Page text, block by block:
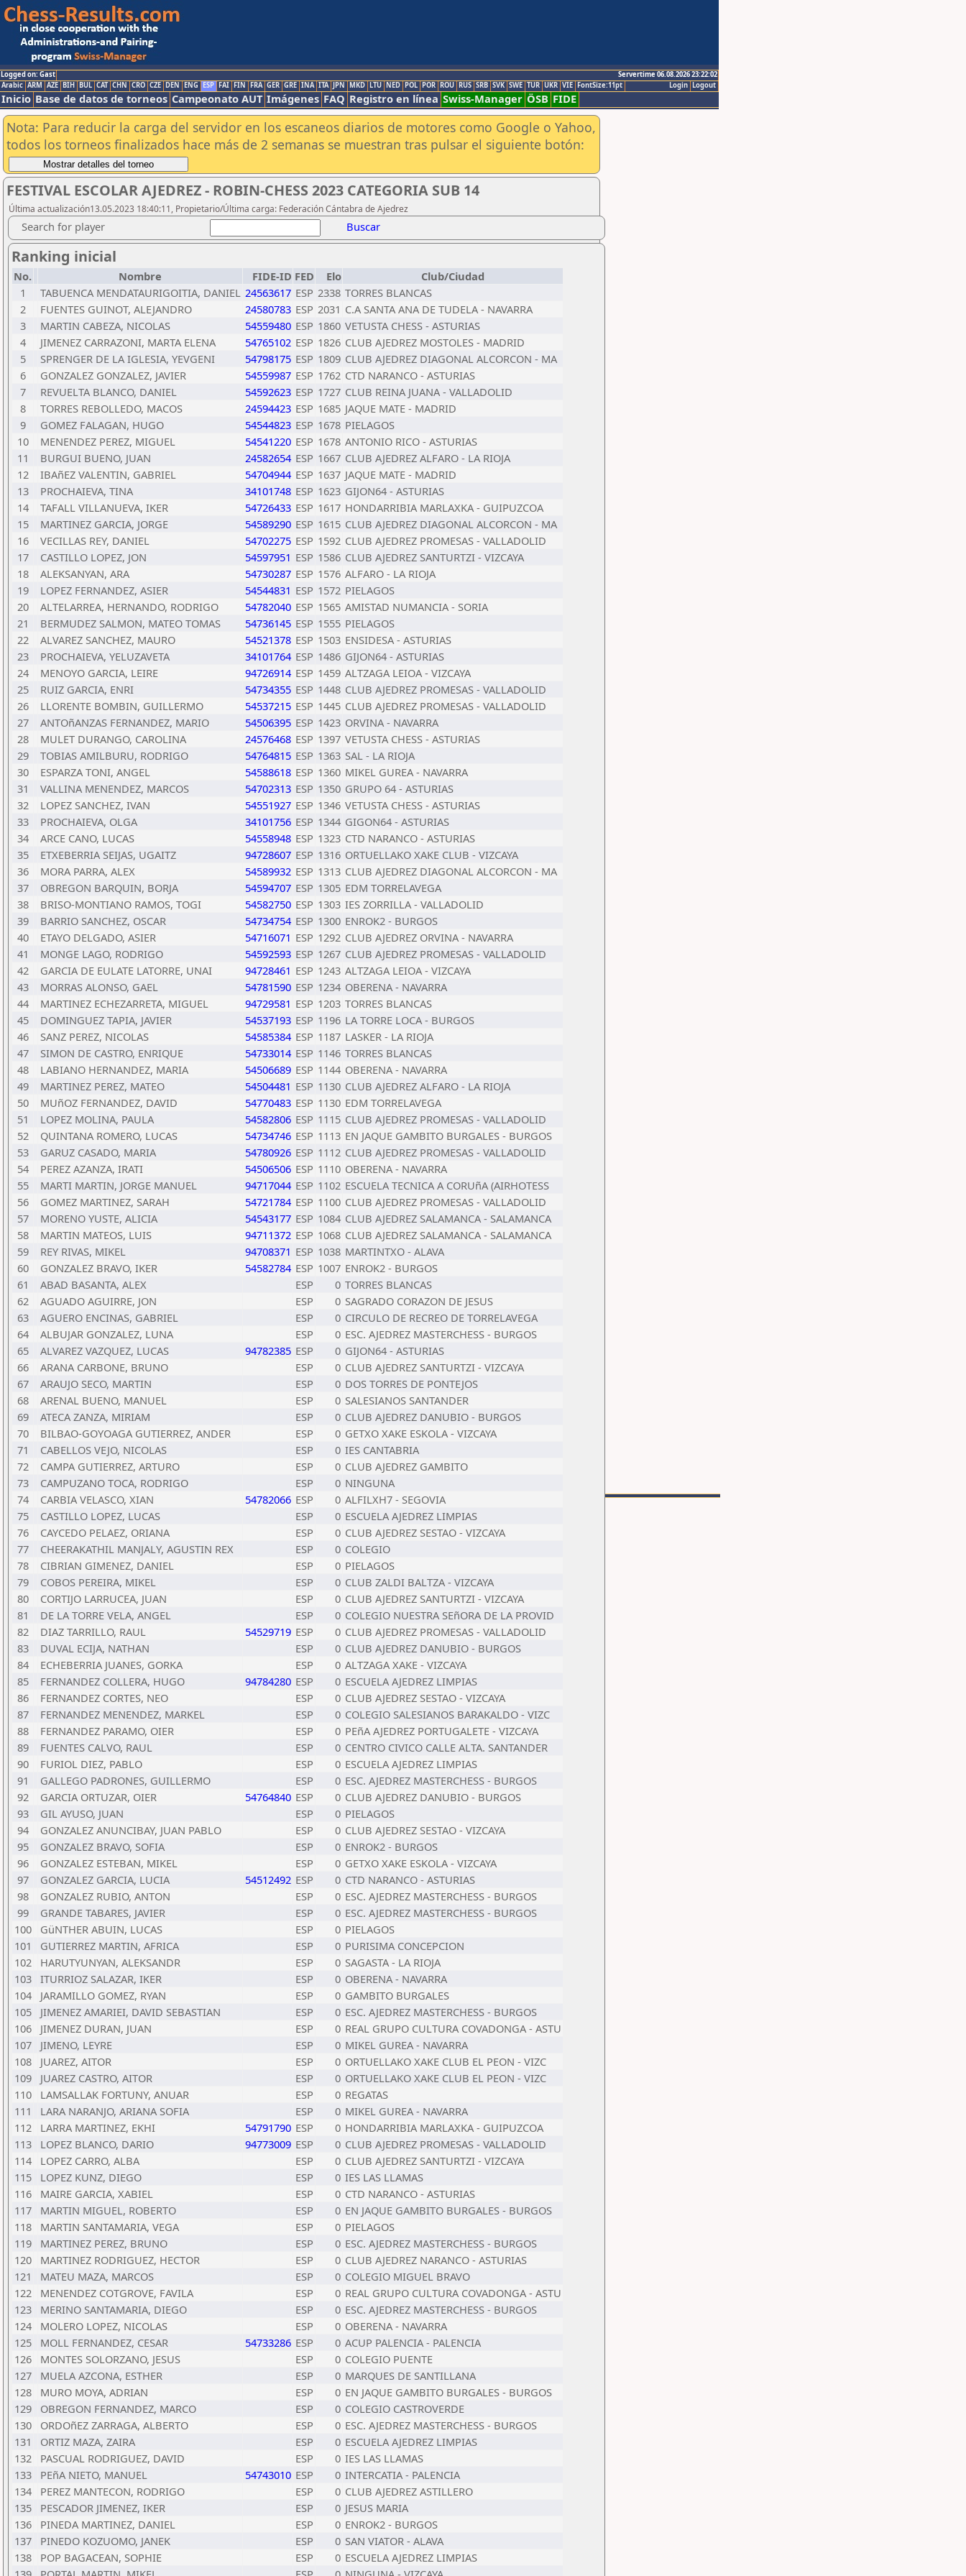
Logged on: Gast
Servertime 06.08.2026 23:22:02
Logout
Login
Arabic ARM AZE BIH BUL CAT CHN CRO CZE DEN ENG ESP FAI FIN FRA GER GRE INA ITA JPN MKD LTU NED POL POR ROU RUS SRB SVK SWE TUR UKR VIE FontSize:11pt
Inicio Base de datos de torneos Campeonato AUT Imágenes FAQ Registro en línea Swiss-Manager ÖSB FIDE
Nota: Para reducir la carga del servidor en los escaneos diarios de motores como Google o Yahoo,
todos los torneos finalizados hace más de 2 semanas se muestran tras pulsar el siguiente botón:
FESTIVAL ESCOLAR AJEDREZ - ROBIN-CHESS 2023 CATEGORIA SUB 14
Última actualización13.05.2023 18:40:11, Propietario/Última carga: Federación Cántabra de Ajedrez
Search for player Buscar
Ranking inicial
No. Nombre FIDE-ID FED Elo
Club/Ciudad
1
TABUENCA MENDATAURIGOITIA, DANIEL 24563617 ESP 2338 TORRES BLANCAS
2
FUENTES GUINOT, ALEJANDRO 24580783 ESP 2031 C.A SANTA ANA DE TUDELA - NAVARRA
3
MARTIN CABEZA, NICOLAS 54559480 ESP 1860 VETUSTA CHESS - ASTURIAS
4
JIMENEZ CARRAZONI, MARTA ELENA 54765102 ESP 1826 CLUB AJEDREZ MOSTOLES - MADRID
5
SPRENGER DE LA IGLESIA, YEVGENI 54798175 ESP 1809 CLUB AJEDREZ DIAGONAL ALCORCON - MA
6
GONZALEZ GONZALEZ, JAVIER 54559987 ESP 1762 CTD NARANCO - ASTURIAS
7
REVUELTA BLANCO, DANIEL 54592623 ESP 1727 CLUB REINA JUANA - VALLADOLID
8
TORRES REBOLLEDO, MACOS 24594423 ESP 1685 JAQUE MATE - MADRID
9
GOMEZ FALAGAN, HUGO 54544823 ESP 1678 PIELAGOS
10
MENENDEZ PEREZ, MIGUEL 54541220 ESP 1678 ANTONIO RICO - ASTURIAS
11
BURGUI BUENO, JUAN 24582654 ESP 1667 CLUB AJEDREZ ALFARO - LA RIOJA
12
IBAñEZ VALENTIN, GABRIEL 54704944 ESP 1637 JAQUE MATE - MADRID
13
PROCHAIEVA, TINA 34101748 ESP 1623 GIJON64 - ASTURIAS
14
TAFALL VILLANUEVA, IKER 54726433 ESP 1617 HONDARRIBIA MARLAXKA - GUIPUZCOA
15
MARTINEZ GARCIA, JORGE 54589290 ESP 1615 CLUB AJEDREZ DIAGONAL ALCORCON - MA
16
VECILLAS REY, DANIEL 54702275 ESP 1592 CLUB AJEDREZ PROMESAS - VALLADOLID
17
CASTILLO LOPEZ, JON 54597951 ESP 1586 CLUB AJEDREZ SANTURTZI - VIZCAYA
18
ALEKSANYAN, ARA 54730287 ESP 1576 ALFARO - LA RIOJA
19
LOPEZ FERNANDEZ, ASIER 54544831 ESP 1572 PIELAGOS
20
ALTELARREA, HERNANDO, RODRIGO 54782040 ESP 1565 AMISTAD NUMANCIA - SORIA
21
BERMUDEZ SALMON, MATEO TOMAS 54736145 ESP 1555 PIELAGOS
22
ALVAREZ SANCHEZ, MAURO 54521378 ESP 1503 ENSIDESA - ASTURIAS
23
PROCHAIEVA, YELUZAVETA 34101764 ESP 1486 GIJON64 - ASTURIAS
24
MENOYO GARCIA, LEIRE 94726914 ESP 1459 ALTZAGA LEIOA - VIZCAYA
25
RUIZ GARCIA, ENRI 54734355 ESP 1448 CLUB AJEDREZ PROMESAS - VALLADOLID
26
LLORENTE BOMBIN, GUILLERMO 54537215 ESP 1445 CLUB AJEDREZ PROMESAS - VALLADOLID
27
ANTOñANZAS FERNANDEZ, MARIO 54506395 ESP 1423 ORVINA - NAVARRA
28
MULET DURANGO, CAROLINA 24576468 ESP 1397 VETUSTA CHESS - ASTURIAS
29
TOBIAS AMILBURU, RODRIGO 54764815 ESP 1363 SAL - LA RIOJA
30
ESPARZA TONI, ANGEL 54588618 ESP 1360 MIKEL GUREA - NAVARRA
31
VALLINA MENENDEZ, MARCOS 54702313 ESP 1350 GRUPO 64 - ASTURIAS
32
LOPEZ SANCHEZ, IVAN 54551927 ESP 1346 VETUSTA CHESS - ASTURIAS
33
PROCHAIEVA, OLGA 34101756 ESP 1344 GIGON64 - ASTURIAS
34
ARCE CANO, LUCAS 54558948 ESP 1323 CTD NARANCO - ASTURIAS
35
ETXEBERRIA SEIJAS, UGAITZ 94728607 ESP 1316 ORTUELLAKO XAKE CLUB - VIZCAYA
36
MORA PARRA, ALEX 54589932 ESP 1313 CLUB AJEDREZ DIAGONAL ALCORCON - MA
37
OBREGON BARQUIN, BORJA 54594707 ESP 1305 EDM TORRELAVEGA
38
BRISO-MONTIANO RAMOS, TOGI 54582750 ESP 1303 IES ZORRILLA - VALLADOLID
39
BARRIO SANCHEZ, OSCAR 54734754 ESP 1300 ENROK2 - BURGOS
40
ETAYO DELGADO, ASIER 54716071 ESP 1292 CLUB AJEDREZ ORVINA - NAVARRA
41
MONGE LAGO, RODRIGO 54592593 ESP 1267 CLUB AJEDREZ PROMESAS - VALLADOLID
42
GARCIA DE EULATE LATORRE, UNAI 94728461 ESP 1243 ALTZAGA LEIOA - VIZCAYA
43
MORRAS ALONSO, GAEL 54781590 ESP 1234 OBERENA - NAVARRA
44
MARTINEZ ECHEZARRETA, MIGUEL 94729581 ESP 1203 TORRES BLANCAS
45
DOMINGUEZ TAPIA, JAVIER 54537193 ESP 1196 LA TORRE LOCA - BURGOS
46
SANZ PEREZ, NICOLAS 54585384 ESP 1187 LASKER - LA RIOJA
47
SIMON DE CASTRO, ENRIQUE 54733014 ESP 1146 TORRES BLANCAS
48
LABIANO HERNANDEZ, MARIA 54506689 ESP 1144 OBERENA - NAVARRA
49
MARTINEZ PEREZ, MATEO 54504481 ESP 1130 CLUB AJEDREZ ALFARO - LA RIOJA
50
MUñOZ FERNANDEZ, DAVID 54770483 ESP 1130 EDM TORRELAVEGA
51
LOPEZ MOLINA, PAULA 54582806 ESP 1115 CLUB AJEDREZ PROMESAS - VALLADOLID
52
QUINTANA ROMERO, LUCAS 54734746 ESP 1113 EN JAQUE GAMBITO BURGALES - BURGOS
53
GARUZ CASADO, MARIA 54780926 ESP 1112 CLUB AJEDREZ PROMESAS - VALLADOLID
54
PEREZ AZANZA, IRATI 54506506 ESP 1110 OBERENA - NAVARRA
55
MARTI MARTIN, JORGE MANUEL 94717044 ESP 1102 ESCUELA TECNICA A CORUñA (AIRHOTESS
56
GOMEZ MARTINEZ, SARAH 54721784 ESP 1100 CLUB AJEDREZ PROMESAS - VALLADOLID
57
MORENO YUSTE, ALICIA 54543177 ESP 1084 CLUB AJEDREZ SALAMANCA - SALAMANCA
58
MARTIN MATEOS, LUIS 94711372 ESP 1068 CLUB AJEDREZ SALAMANCA - SALAMANCA
59
REY RIVAS, MIKEL 94708371 ESP 1038 MARTINTXO - ALAVA
60
GONZALEZ BRAVO, IKER 54582784 ESP 1007 ENROK2 - BURGOS
61
ABAD BASANTA, ALEX ESP 0 TORRES BLANCAS
62
AGUADO AGUIRRE, JON ESP 0 SAGRADO CORAZON DE JESUS
63
AGUERO ENCINAS, GABRIEL ESP 0 CIRCULO DE RECREO DE TORRELAVEGA
64
ALBUJAR GONZALEZ, LUNA ESP 0 ESC. AJEDREZ MASTERCHESS - BURGOS
65
ALVAREZ VAZQUEZ, LUCAS 94782385 ESP 0 GIJON64 - ASTURIAS
66
ARANA CARBONE, BRUNO ESP 0 CLUB AJEDREZ SANTURTZI - VIZCAYA
67
ARAUJO SECO, MARTIN ESP 0 DOS TORRES DE PONTEJOS
68
ARENAL BUENO, MANUEL ESP 0 SALESIANOS SANTANDER
69
ATECA ZANZA, MIRIAM ESP 0 CLUB AJEDREZ DANUBIO - BURGOS
70
BILBAO-GOYOAGA GUTIERREZ, ANDER ESP 0 GETXO XAKE ESKOLA - VIZCAYA
71
CABELLOS VEJO, NICOLAS ESP 0 IES CANTABRIA
72
CAMPA GUTIERREZ, ARTURO ESP 0 CLUB AJEDREZ GAMBITO
73
CAMPUZANO TOCA, RODRIGO ESP 0 NINGUNA
74
CARBIA VELASCO, XIAN 54782066 ESP 0 ALFILXH7 - SEGOVIA
75
CASTILLO LOPEZ, LUCAS ESP 0 ESCUELA AJEDREZ LIMPIAS
76
CAYCEDO PELAEZ, ORIANA ESP 0 CLUB AJEDREZ SESTAO - VIZCAYA
77
CHEERAKATHIL MANJALY, AGUSTIN REX ESP 0 COLEGIO
78
CIBRIAN GIMENEZ, DANIEL ESP 0 PIELAGOS
79
COBOS PEREIRA, MIKEL ESP 0 CLUB ZALDI BALTZA - VIZCAYA
80
CORTIJO LARRUCEA, JUAN ESP 0 CLUB AJEDREZ SANTURTZI - VIZCAYA
81
DE LA TORRE VELA, ANGEL ESP 0 COLEGIO NUESTRA SEñORA DE LA PROVID
82
DIAZ TARRILLO, RAUL 54529719 ESP 0 CLUB AJEDREZ PROMESAS - VALLADOLID
83
DUVAL ECIJA, NATHAN ESP 0 CLUB AJEDREZ DANUBIO - BURGOS
84
ECHEBERRIA JUANES, GORKA ESP 0 ALTZAGA XAKE - VIZCAYA
85
FERNANDEZ COLLERA, HUGO 94784280 ESP 0 ESCUELA AJEDREZ LIMPIAS
86
FERNANDEZ CORTES, NEO ESP 0 CLUB AJEDREZ SESTAO - VIZCAYA
87
FERNANDEZ MENENDEZ, MARKEL ESP 0 COLEGIO SALESIANOS BARAKALDO - VIZC
88
FERNANDEZ PARAMO, OIER ESP 0 PEñA AJEDREZ PORTUGALETE - VIZCAYA
89
FUENTES CALVO, RAUL ESP 0 CENTRO CIVICO CALLE ALTA. SANTANDER
90
FURIOL DIEZ, PABLO ESP 0 ESCUELA AJEDREZ LIMPIAS
91
GALLEGO PADRONES, GUILLERMO ESP 0 ESC. AJEDREZ MASTERCHESS - BURGOS
92
GARCIA ORTUZAR, OIER 54764840 ESP 0 CLUB AJEDREZ DANUBIO - BURGOS
93
GIL AYUSO, JUAN ESP 0 PIELAGOS
94
GONZALEZ ANUNCIBAY, JUAN PABLO ESP 0 CLUB AJEDREZ SESTAO - VIZCAYA
95
GONZALEZ BRAVO, SOFIA ESP 0 ENROK2 - BURGOS
96
GONZALEZ ESTEBAN, MIKEL ESP 0 GETXO XAKE ESKOLA - VIZCAYA
97
GONZALEZ GARCIA, LUCIA 54512492 ESP 0 CTD NARANCO - ASTURIAS
98
GONZALEZ RUBIO, ANTON ESP 0 ESC. AJEDREZ MASTERCHESS - BURGOS
99
GRANDE TABARES, JAVIER ESP 0 ESC. AJEDREZ MASTERCHESS - BURGOS
100
GüNTHER ABUIN, LUCAS ESP 0 PIELAGOS
101
GUTIERREZ MARTIN, AFRICA ESP 0 PURISIMA CONCEPCION
102
HARUTYUNYAN, ALEKSANDR ESP 0 SAGASTA - LA RIOJA
103 ITURRIOZ SALAZAR, IKER ESP 0 OBERENA - NAVARRA
104
JARAMILLO GOMEZ, RYAN ESP 0 GAMBITO BURGALES
105
JIMENEZ AMARIEI, DAVID SEBASTIAN ESP 0 ESC. AJEDREZ MASTERCHESS - BURGOS
106
JIMENEZ DURAN, JUAN ESP 0 REAL GRUPO CULTURA COVADONGA - ASTU
107
JIMENO, LEYRE ESP 0 MIKEL GUREA - NAVARRA
108
JUAREZ, AITOR ESP 0 ORTUELLAKO XAKE CLUB EL PEON - VIZC
109
JUAREZ CASTRO, AITOR ESP 0 ORTUELLAKO XAKE CLUB EL PEON - VIZC
110
LAMSALLAK FORTUNY, ANUAR ESP 0 REGATAS
111
LARA NARANJO, ARIANA SOFIA ESP 0 MIKEL GUREA - NAVARRA
112
LARRA MARTINEZ, EKHI 54791790 ESP 0 HONDARRIBIA MARLAXKA - GUIPUZCOA
113
LOPEZ BLANCO, DARIO 94773009 ESP 0 CLUB AJEDREZ PROMESAS - VALLADOLID
114
LOPEZ CARRO, ALBA ESP 0 CLUB AJEDREZ SANTURTZI - VIZCAYA
115
LOPEZ KUNZ, DIEGO ESP 0 IES LAS LLAMAS
116
MAIRE GARCIA, XABIEL ESP 0 CTD NARANCO - ASTURIAS
117
MARTIN MIGUEL, ROBERTO ESP 0 EN JAQUE GAMBITO BURGALES - BURGOS
118
MARTIN SANTAMARIA, VEGA ESP 0 PIELAGOS
119
MARTINEZ PEREZ, BRUNO ESP 0 ESC. AJEDREZ MASTERCHESS - BURGOS
120
MARTINEZ RODRIGUEZ, HECTOR ESP 0 CLUB AJEDREZ NARANCO - ASTURIAS
121
MATEU MAZA, MARCOS ESP 0 COLEGIO MIGUEL BRAVO
122
MENENDEZ COTGROVE, FAVILA ESP 0 REAL GRUPO CULTURA COVADONGA - ASTU
123
MERINO SANTAMARIA, DIEGO ESP 0 ESC. AJEDREZ MASTERCHESS - BURGOS
124
MOLERO LOPEZ, NICOLAS ESP 0 OBERENA - NAVARRA
125
MOLL FERNANDEZ, CESAR 54733286 ESP 0 ACUP PALENCIA - PALENCIA
126
MONTES SOLORZANO, JESUS ESP 0 COLEGIO PUENTE
127
MUELA AZCONA, ESTHER ESP 0 MARQUES DE SANTILLANA
128
MURO MOYA, ADRIAN ESP 0 EN JAQUE GAMBITO BURGALES - BURGOS
129
OBREGON FERNANDEZ, MARCO ESP 0 COLEGIO CASTROVERDE
130
ORDOñEZ ZARRAGA, ALBERTO ESP 0 ESC. AJEDREZ MASTERCHESS - BURGOS
131
ORTIZ MAZA, ZAIRA ESP 0 ESCUELA AJEDREZ LIMPIAS
132
PASCUAL RODRIGUEZ, DAVID ESP 0 IES LAS LLAMAS
133
PEñA NIETO, MANUEL 54743010 ESP 0 INTERCATIA - PALENCIA
134
PEREZ MANTECON, RODRIGO ESP 0 CLUB AJEDREZ ASTILLERO
135
PESCADOR JIMENEZ, IKER ESP 0 JESUS MARIA
136
PINEDA MARTINEZ, DANIEL ESP 0 ENROK2 - BURGOS
137
PINEDO KOZUOMO, JANEK ESP 0 SAN VIATOR - ALAVA
138
POP BAGACEAN, SOPHIE ESP 0 ESCUELA AJEDREZ LIMPIAS